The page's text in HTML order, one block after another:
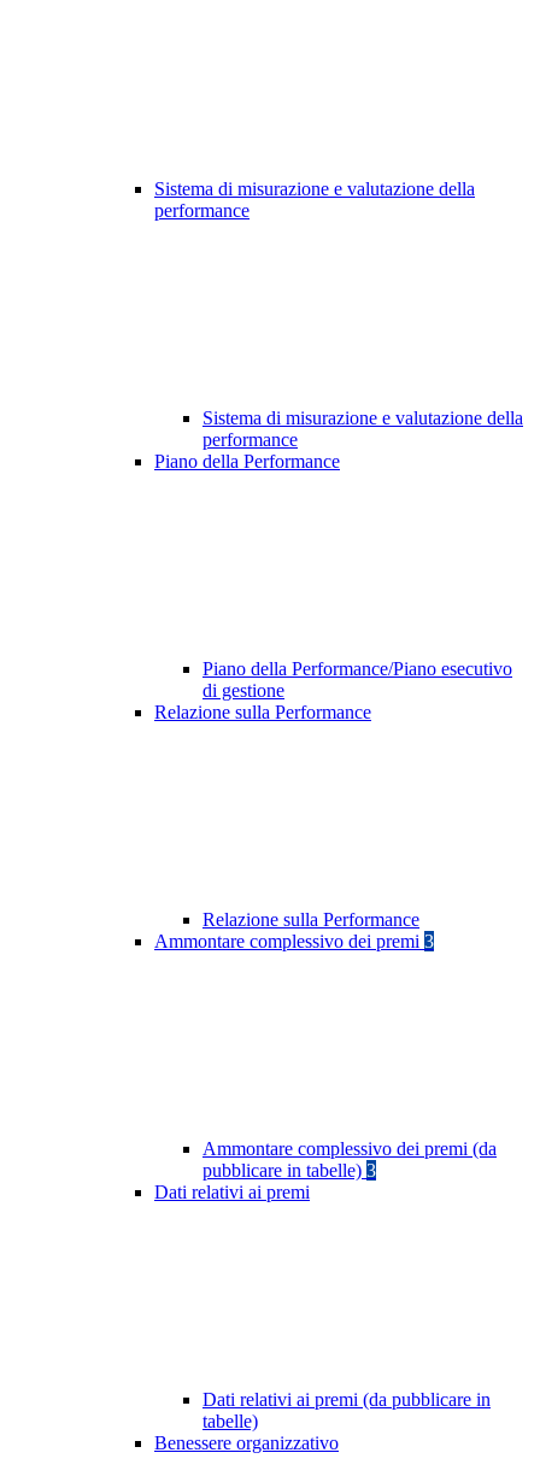
Sistema di misurazione e valutazione della
performance
Sistema di misurazione e valutazione della
performance
Piano della Performance
Piano della Performance/Piano esecutivo
di gestione
Relazione sulla Performance
Relazione sulla Performance
Ammontare complessivo dei premi 3
Ammontare complessivo dei premi (da
pubblicare in tabelle) 3
Dati relativi ai premi
Dati relativi ai premi (da pubblicare in
tabelle)
Benessere organizzativo